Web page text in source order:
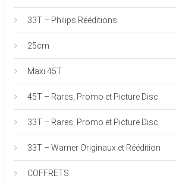
33T – Philips Rééditions
25cm
Maxi 45T
45T – Rares, Promo et Picture Disc
33T – Rares, Promo et Picture Disc
33T – Warner Originaux et Réédition
COFFRETS